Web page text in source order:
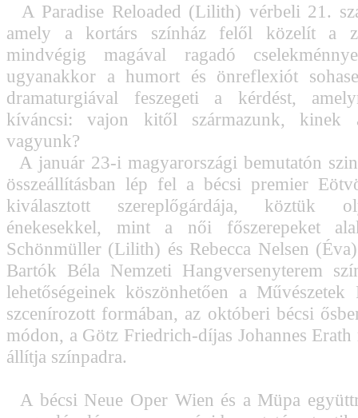
A Paradise Reloaded (Lilith) vérbeli 21.
amely a kortárs színház felől közelít a
mindvégig magával ragadó
ugyanakkor a humort és önreflexiót
dramaturgiával feszegeti a kérdést,
kíváncsi: vajon kitől származunk, kinek
vagyunk?
A január 23-i magyarországi bemutatón
összeállításban lép fel a bécsi premier
kiválasztott szereplőgárdája, köztük
énekesekkel, mint a női főszerepeket
Schönmüller (Lilith) és Rebecca Nelsen
Bartók Béla Nemzeti Hangversenyterem
lehetőségeinek köszönhetően a Művészetek
szcenírozott formában, az októberi bécsi
módon, a Götz Friedrich-díjas Johannes Erath
állítja színpadra.
A bécsi Neue Oper Wien és a Müpa